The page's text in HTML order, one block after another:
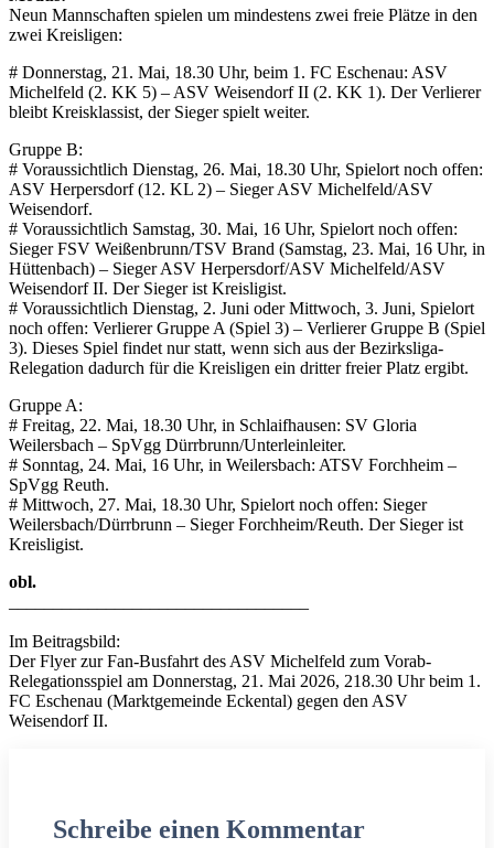
Neun Mannschaften spielen um mindestens zwei freie Plätze in den
zwei Kreisligen:
# Donnerstag, 21. Mai, 18.30 Uhr, beim 1. FC Eschenau: ASV
Michelfeld (2. KK 5) – ASV Weisendorf II (2. KK 1). Der Verlierer
bleibt Kreisklassist, der Sieger spielt weiter.
Gruppe B:
# Voraussichtlich Dienstag, 26. Mai, 18.30 Uhr, Spielort noch offen:
ASV Herpersdorf (12. KL 2) – Sieger ASV Michelfeld/ASV
Weisendorf.
# Voraussichtlich Samstag, 30. Mai, 16 Uhr, Spielort noch offen:
Sieger FSV Weißenbrunn/TSV Brand (Samstag, 23. Mai, 16 Uhr, in
Hüttenbach) – Sieger ASV Herpersdorf/ASV Michelfeld/ASV
Weisendorf II. Der Sieger ist Kreisligist.
# Voraussichtlich Dienstag, 2. Juni oder Mittwoch, 3. Juni, Spielort
noch offen: Verlierer Gruppe A (Spiel 3) – Verlierer Gruppe B (Spiel
3). Dieses Spiel findet nur statt, wenn sich aus der Bezirksliga-
Relegation dadurch für die Kreisligen ein dritter freier Platz ergibt.
Gruppe A:
# Freitag, 22. Mai, 18.30 Uhr, in Schlaifhausen: SV Gloria
Weilersbach – SpVgg Dürrbrunn/Unterleinleiter.
# Sonntag, 24. Mai, 16 Uhr, in Weilersbach: ATSV Forchheim –
SpVgg Reuth.
# Mittwoch, 27. Mai, 18.30 Uhr, Spielort noch offen: Sieger
Weilersbach/Dürrbrunn – Sieger Forchheim/Reuth. Der Sieger ist
Kreisligist.
obl.
Im Beitragsbild:
Der Flyer zur Fan-Busfahrt des ASV Michelfeld zum Vorab-
Relegationsspiel am Donnerstag, 21. Mai 2026, 218.30 Uhr beim 1.
FC Eschenau (Marktgemeinde Eckental) gegen den ASV
Weisendorf II.
Schreibe einen Kommentar